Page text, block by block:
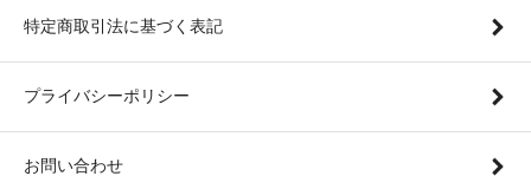
特定商取引法に基づく表記
プライバシーポリシー
お問い合わせ